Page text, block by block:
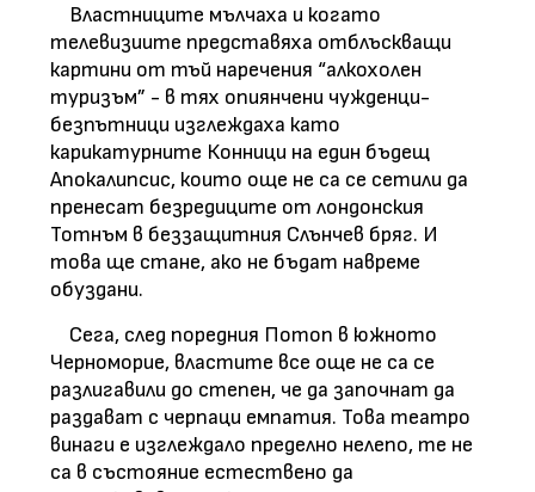
Властниците мълчаха и когато
телевизиите представяха отблъскващи
картини от тъй наречения “алкохолен
туризъм” - в тях опиянчени чужденци-
безпътници изглеждаха като
карикатурните Конници на един бъдещ
Апокалипсис, които още не са се сетили да
пренесат безредиците от лондонския
Тотнъм в беззащитния Слънчев бряг. И
това ще стане, ако не бъдат навреме
обуздани.
Сега, след поредния Потоп в южното
Черноморие, властите все още не са се
разлигавили до степен, че да започнат да
раздават с черпаци емпатия. Това театро
винаги е изглеждало пределно нелепо, те не
са в състояние естествено да